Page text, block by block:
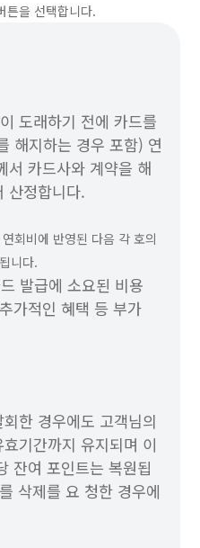
튼을 선택합니다.
도래하기 전에 카드를
해지하는 경우 포함) 연
서 카드사와 계약을 해
산정합니다.
회비에 반영된 다음 각 호의
니다.
발급에 소요된 비용
가적인 혜택 등 부가
한 경우에도 고객님의
기간까지 유지되며 이
잔여 포인트는 복원됩
삭제를 요 청한 경우에